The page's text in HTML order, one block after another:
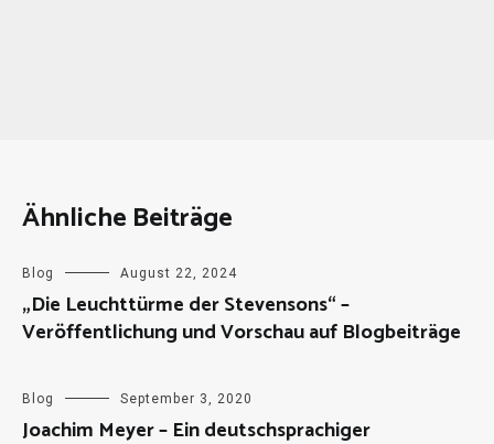
Ähnliche Beiträge
Blog August 22, 2024
„Die Leuchttürme der Stevensons“ –
Veröffentlichung und Vorschau auf Blogbeiträge
Blog September 3, 2020
Joachim Meyer – Ein deutschsprachiger